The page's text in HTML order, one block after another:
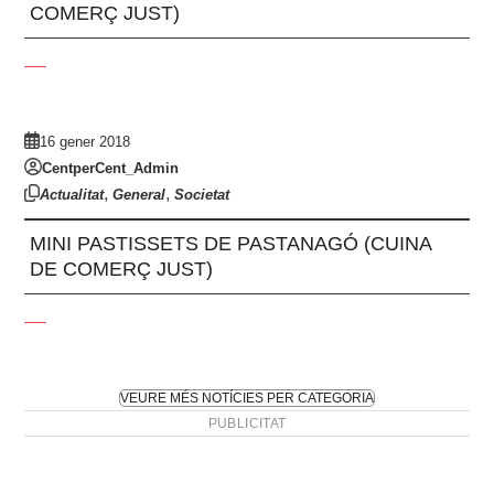
COMERÇ JUST)
16 gener 2018
CentperCent_Admin
Actualitat,General,Societat
MINI PASTISSETS DE PASTANAGÓ (CUINA
DE COMERÇ JUST)
VEURE MÉS NOTÍCIES PER CATEGORIA
PUBLICITAT